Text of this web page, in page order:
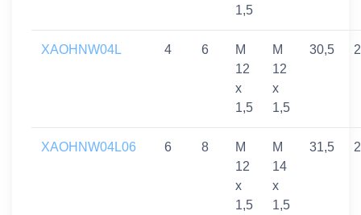
1,5
XAOHNW04L 4 6
M
12
x
1,5
M
12
x
1,5
30,5
XAOHNW04L06 6 8
M
12
x
1,5
M
14
x
1,5
31,5